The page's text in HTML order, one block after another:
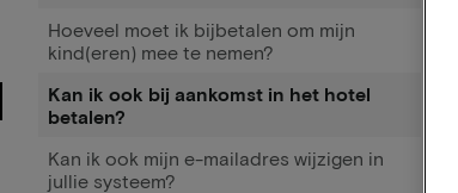
Hoeveel moet ik bijbetalen om mijn
kind(eren) mee te nemen?
Kan ik ook bij aankomst in het hotel
betalen?
Kan ik ook mijn e-mailadres wijzigen in
jullie systeem?